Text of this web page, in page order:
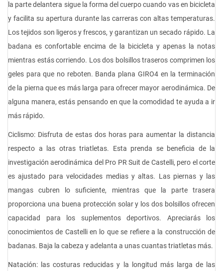
la parte delantera sigue la forma del cuerpo cuando vas en bicicleta
y facilita su apertura durante las carreras con altas temperaturas.
Los tejidos son ligeros y frescos, y garantizan un secado rápido. La
badana es confortable encima de la bicicleta y apenas la notas
mientras estás corriendo. Los dos bolsillos traseros comprimen los
geles para que no reboten. Banda plana GIRO4 en la terminación
de la pierna que es más larga para ofrecer mayor aerodinámica. De
alguna manera, estás pensando en que la comodidad te ayuda a ir
más rápido.
Ciclismo: Disfruta de estas dos horas para aumentar la distancia
respecto a las otras triatletas. Esta prenda se beneficia de la
investigación aerodinámica del Pro PR Suit de Castelli, pero el corte
es ajustado para velocidades medias y altas. Las piernas y las
mangas cubren lo suficiente, mientras que la parte trasera
proporciona una buena protección solar y los dos bolsillos ofrecen
capacidad para los suplementos deportivos. Apreciarás los
conocimientos de Castelli en lo que se refiere a la construcción de
badanas. Baja la cabeza y adelanta a unas cuantas triatletas más.
Natación: las costuras reducidas y la longitud más larga de las